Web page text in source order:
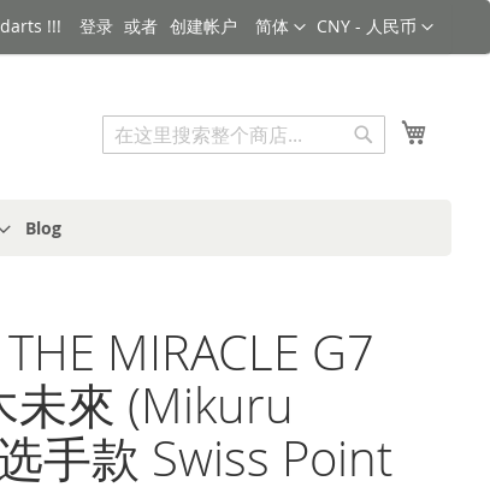
货币
CNY - 人民币
语言
简体
!!! 登录 创建帐户
搜索
Blog
MIRACLE G7
未來 (Mikuru
手款 Swiss Point